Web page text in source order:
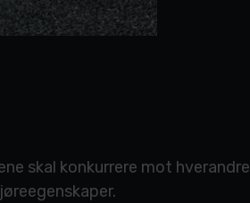
skal konkurrere mot hverandre